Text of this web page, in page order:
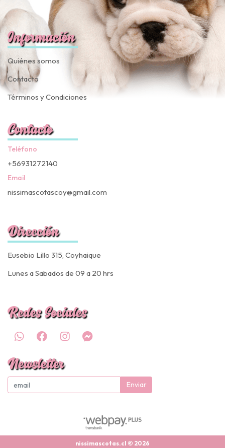
Información
Quiénes somos
Contacto
Términos y Condiciones
Contacto
Teléfono
+56931272140
Email
nissimascotascoy@gmail.com
Dirección
Eusebio Lillo 315, Coyhaique
Lunes a Sabados de 09 a 20 hrs
Redes Sociales
Newsletter
Enviar
nissimascotas.cl © 2026